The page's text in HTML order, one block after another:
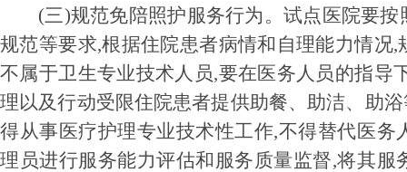
(三)规范免陪照护服务行为。 试点医院要按
规范等要求,根据住院患者病情和自理能力情况
不属于卫生专业技术人员,要在医务人员的指导
理以及行动受限住院患者提供助餐、助洁、助
得从事医疗护理专业技术性工作,不得替代医
理员进行服务能力评估和服务质量监督,将其